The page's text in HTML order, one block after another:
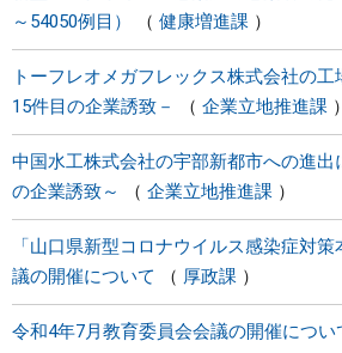
～54050例目）
健康増進課
トーフレオメガフレックス株式会社の
15件目の企業誘致－
企業立地推進課
中国水工株式会社の宇部新都市への進出
の企業誘致～
企業立地推進課
「山口県新型コロナウイルス感染症対
議の開催について
厚政課
令和4年7月教育委員会会議の開催につい